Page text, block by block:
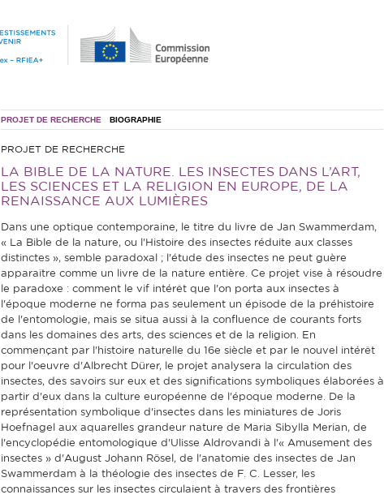
PROJET DE RECHERCHE BIOGRAPHIE
PROJET DE RECHERCHE
LA BIBLE DE LA NATURE. LES INSECTES DANS L’ART,
LES SCIENCES ET LA RELIGION EN EUROPE, DE LA
RENAISSANCE AUX LUMIÈRES
Dans une optique contemporaine, le titre du livre de Jan Swammerdam,
« La Bible de la nature, ou l'Histoire des insectes réduite aux classes
distinctes », semble paradoxal ; l'étude des insectes ne peut guère
apparaître comme un livre de la nature entière. Ce projet vise à résoudre
le paradoxe : comment le vif intérêt que l'on porta aux insectes à
l'époque moderne ne forma pas seulement un épisode de la préhistoire
de l'entomologie, mais se situa aussi à la confluence de courants forts
dans les domaines des arts, des sciences et de la religion. En
commençant par l'histoire naturelle du 16e siècle et par le nouvel intérêt
pour l'oeuvre d'Albrecht Dürer, le projet analysera la circulation des
insectes, des savoirs sur eux et des significations symboliques élaborées à
partir d'eux dans la culture européenne de l'époque moderne. De la
représentation symbolique d'insectes dans les miniatures de Joris
Hoefnagel aux aquarelles grandeur nature de Maria Sibylla Merian, de
l'encyclopédie entomologique d'Ulisse Aldrovandi à l'« Amusement des
insectes » d'August Johann Rösel, de l'anatomie des insectes de Jan
Swammerdam à la théologie des insectes de F. C. Lesser, les
connaissances sur les insectes circulaient à travers des frontières